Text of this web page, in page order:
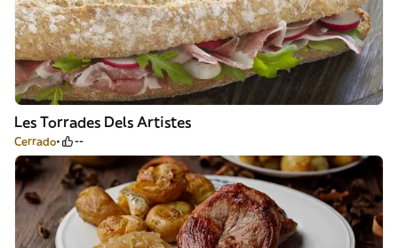
Les Torrades Dels Artistes
Cerrado --